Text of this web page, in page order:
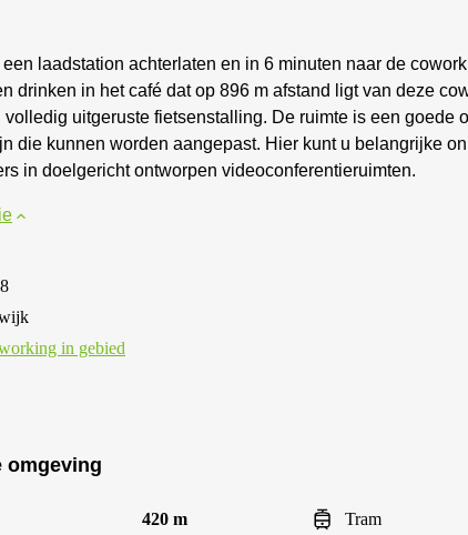
laadstation achterlaten en in 6 minuten naar de
drinken in het café dat op 896 m afstand ligt van deze
uitgeruste fietsenstalling. De ruimte is een goede
die kunnen worden aangepast. Hier kunt u belangrijke
in doelgericht ontworpen videoconferentieruimten.
in gebied
omgeving
420 m Tram